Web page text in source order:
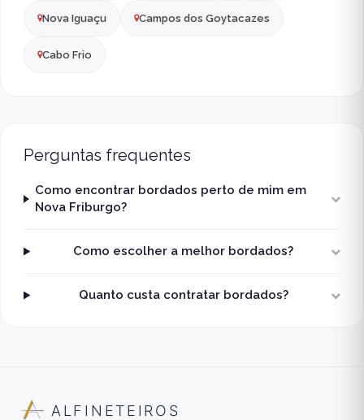
Nova Iguaçu Campos dos Goytacazes
Cabo Frio
Perguntas frequentes
Como encontrar bordados perto de mim em
Nova Friburgo?
Como escolher a melhor bordados?
Quanto custa contratar bordados?
ALFINETEIROS